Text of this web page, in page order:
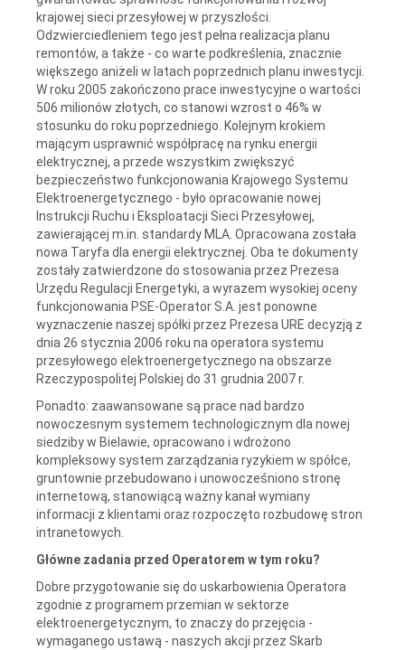
krajowej sieci przesyłowej w przyszłości.
Odzwierciedleniem tego jest pełna realizacja planu
remontów, a także - co warte podkreślenia, znacznie
większego aniżeli w latach poprzednich planu inwestycji.
W roku 2005 zakończono prace inwestycyjne o wartości
506 milionów złotych, co stanowi wzrost o 46% w
stosunku do roku poprzedniego. Kolejnym krokiem
mającym usprawnić współpracę na rynku energii
elektrycznej, a przede wszystkim zwiększyć
bezpieczeństwo funkcjonowania Krajowego Systemu
Elektroenergetycznego - było opracowanie nowej
Instrukcji Ruchu i Eksploatacji Sieci Przesyłowej,
zawierającej m.in. standardy MLA. Opracowana została
nowa Taryfa dla energii elektrycznej. Oba te dokumenty
zostały zatwierdzone do stosowania przez Prezesa
Urzędu Regulacji Energetyki, a wyrazem wysokiej oceny
funkcjonowania PSE-Operator S.A. jest ponowne
wyznaczenie naszej spółki przez Prezesa URE decyzją z
dnia 26 stycznia 2006 roku na operatora systemu
przesyłowego elektroenergetycznego na obszarze
Rzeczypospolitej Polskiej do 31 grudnia 2007 r.
Ponadto: zaawansowane są prace nad bardzo
nowoczesnym systemem technologicznym dla nowej
siedziby w Bielawie, opracowano i wdrożono
kompleksowy system zarządzania ryzykiem w spółce,
gruntownie przebudowano i unowocześniono stronę
internetową, stanowiącą ważny kanał wymiany
informacji z klientami oraz rozpoczęto rozbudowę stron
intranetowych.
Główne zadania przed Operatorem w tym roku?
Dobre przygotowanie się do uskarbowienia Operatora
zgodnie z programem przemian w sektorze
elektroenergetycznym, to znaczy do przejęcia -
wymaganego ustawą - naszych akcji przez Skarb